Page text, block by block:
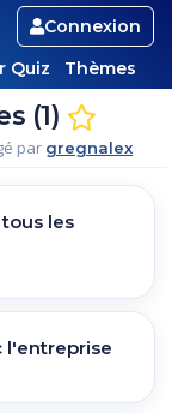
Connexion
Quiz Thèmes
(1)
par gregnalex
les
l'entreprise